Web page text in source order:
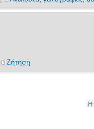
Ζήτηση
Η